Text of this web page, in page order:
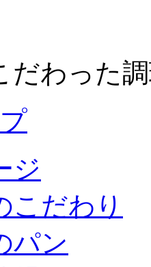
だわった
ジ
こだわり
パン